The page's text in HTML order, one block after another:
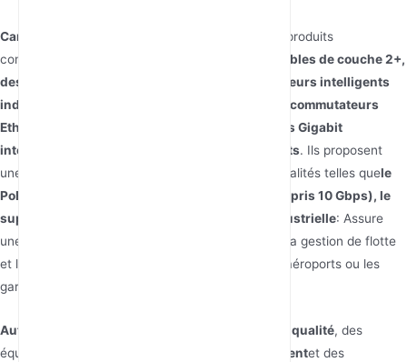
Caractéristiques des Produits :
Leur gamme de produits
comprend
des commutateurs Gigabit administrables de couche 2+,
des commutateurs Ethernet 10G, des commutateurs intelligents
industriels, des commutateurs 2.5 Gigabit, des commutateurs
Ethernet non administrables, des commutateurs Gigabit
intelligents et des commutateurs PoE intelligents. Ils proposent
une variété de commutateurs avec des fonctionnalités telles quele
PoE, le transfert de données à haut débit (y compris 10 Gbps), le
support VLAN et une conception de qualité industrielle: Assure
une connectivité transparente pour la logistique, la gestion de flotte
et les services aux passagers dans les ports, les aéroports ou les
gares.
Autres points : la haute qualité, des
équipes internes professionnelles de
développementet des